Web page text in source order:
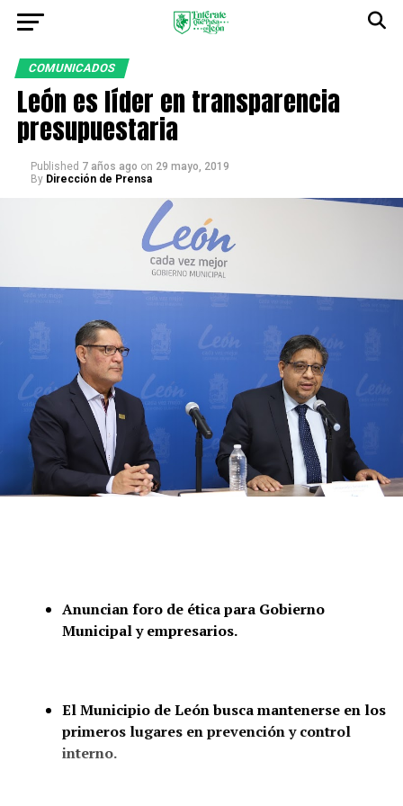
COMUNICADOS
León es líder en transparencia
presupuestaria
Published 7 años ago on 29 mayo, 2019
By Dirección de Prensa
Anuncian foro de ética para Gobierno
Municipal y empresarios.
El Municipio de León busca mantenerse en los
primeros lugares en prevención y control
interno.